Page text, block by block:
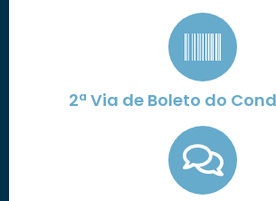
2ª Via de Boleto do